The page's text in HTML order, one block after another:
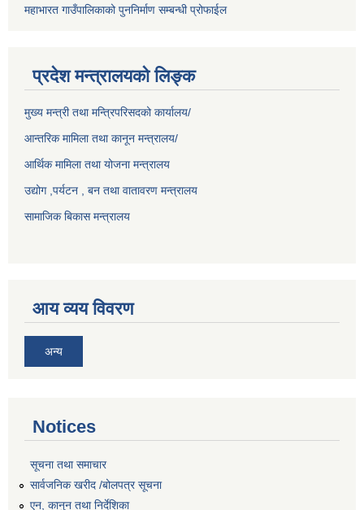
महाभारत गाउँपालिकाको पुननिर्माण सम्बन्धी प्रोफाईल
प्रदेश मन्त्रालयको लिङ्क
मुख्य मन्त्री तथा मन्त्रिपरिसदको कार्यालय/
आन्तरिक मामिला तथा कानून मन्त्रालय/
आर्थिक मामिला तथा योजना मन्त्रालय
उद्योग ,पर्यटन , बन तथा वातावरण मन्त्रालय
सामाजिक बिकास मन्त्रालय
आय व्यय विवरण
अन्य
Notices
सूचना तथा समाचार
सार्वजनिक खरीद /बोलपत्र सूचना
एन, कानुन तथा निर्देशिका